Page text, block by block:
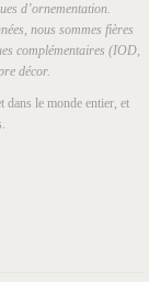
d’ornementation.
nous sommes fières
complémentaires (IOD,
décor.
dans le monde entier, et